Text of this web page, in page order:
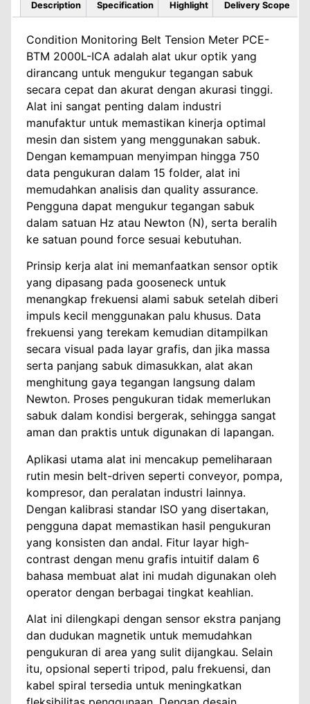
Description Specification Highlight Delivery Scope
Condition Monitoring Belt Tension Meter PCE-
BTM 2000L-ICA adalah alat ukur optik yang
dirancang untuk mengukur tegangan sabuk
secara cepat dan akurat dengan akurasi tinggi.
Alat ini sangat penting dalam industri
manufaktur untuk memastikan kinerja optimal
mesin dan sistem yang menggunakan sabuk.
Dengan kemampuan menyimpan hingga 750
data pengukuran dalam 15 folder, alat ini
memudahkan analisis dan quality assurance.
Pengguna dapat mengukur tegangan sabuk
dalam satuan Hz atau Newton (N), serta beralih
ke satuan pound force sesuai kebutuhan.
Prinsip kerja alat ini memanfaatkan sensor optik
yang dipasang pada gooseneck untuk
menangkap frekuensi alami sabuk setelah diberi
impuls kecil menggunakan palu khusus. Data
frekuensi yang terekam kemudian ditampilkan
secara visual pada layar grafis, dan jika massa
serta panjang sabuk dimasukkan, alat akan
menghitung gaya tegangan langsung dalam
Newton. Proses pengukuran tidak memerlukan
sabuk dalam kondisi bergerak, sehingga sangat
aman dan praktis untuk digunakan di lapangan.
Aplikasi utama alat ini mencakup pemeliharaan
rutin mesin belt-driven seperti conveyor, pompa,
kompresor, dan peralatan industri lainnya.
Dengan kalibrasi standar ISO yang disertakan,
pengguna dapat memastikan hasil pengukuran
yang konsisten dan andal. Fitur layar high-
contrast dengan menu grafis intuitif dalam 6
bahasa membuat alat ini mudah digunakan oleh
operator dengan berbagai tingkat keahlian.
Alat ini dilengkapi dengan sensor ekstra panjang
dan dudukan magnetik untuk memudahkan
pengukuran di area yang sulit dijangkau. Selain
itu, opsional seperti tripod, palu frekuensi, dan
kabel spiral tersedia untuk meningkatkan